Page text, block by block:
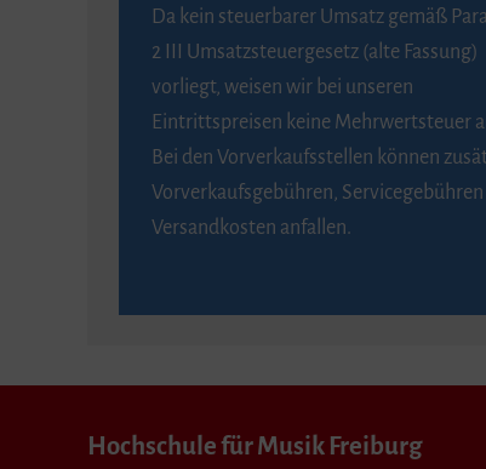
Da kein steuerbarer Umsatz gemäß
2 III Umsatzsteuergesetz (alte Fassung)
vorliegt, weisen wir bei unseren
Eintrittspreisen keine Mehrwertsteuer
Bei den Vorverkaufsstellen können
Vorverkaufsgebühren,
Versandkosten anfallen.
Hochschule für Musik Freiburg